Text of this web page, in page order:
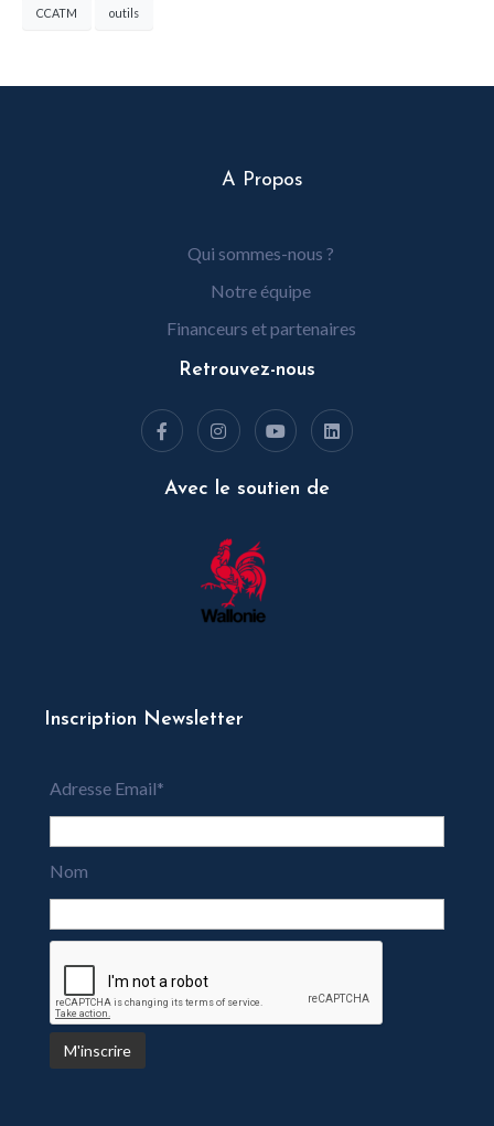
CCATM outils
Inscription Newsletter
Adresse Email*
Nom
A Propos
Qui sommes-nous ?
Notre équipe
Financeurs et partenaires
Retrouvez-nous
Avec le soutien de